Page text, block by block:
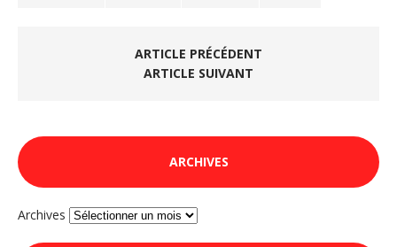
ARTICLE PRÉCÉDENT
ARTICLE SUIVANT
ARCHIVES
Archives